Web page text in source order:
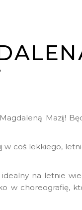
Mazij!
w coś lekkiego,
na letnie
w choreografię,